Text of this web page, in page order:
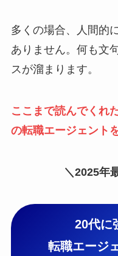
多くの場合、人間的
ありません。何も文
スが溜まります。
ここまで読んでくれ
の転職エージェント
＼2025年
20代に
転職エージ